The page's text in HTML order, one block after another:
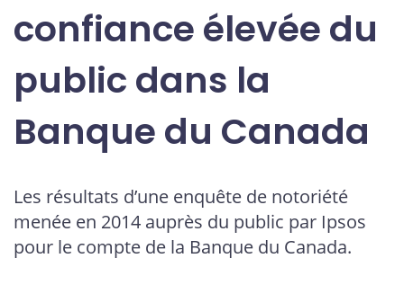
confiance élevée du
public dans la
Banque du Canada
Les résultats d’une enquête de notoriété
menée en 2014 auprès du public par Ipsos
pour le compte de la Banque du Canada.